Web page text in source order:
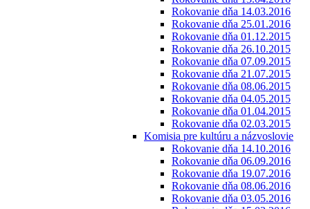
Rokovanie dňa 14.03.2016
Rokovanie dňa 25.01.2016
Rokovanie dňa 01.12.2015
Rokovanie dňa 26.10.2015
Rokovanie dňa 07.09.2015
Rokovanie dňa 21.07.2015
Rokovanie dňa 08.06.2015
Rokovanie dňa 04.05.2015
Rokovanie dňa 01.04.2015
Rokovanie dňa 02.03.2015
Komisia pre kultúru a názvoslovie
Rokovanie dňa 14.10.2016
Rokovanie dňa 06.09.2016
Rokovanie dňa 19.07.2016
Rokovanie dňa 08.06.2016
Rokovanie dňa 03.05.2016